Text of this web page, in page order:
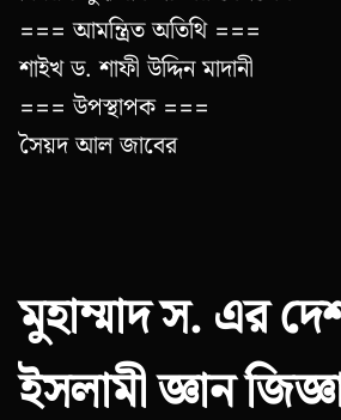
=== আমন্ত্রিত অতিথি ===
শাইখ ড. শাফী উদ্দিন মাদানী
=== উপস্থাপক ===
সৈয়দ আল জাবের
মুহাম্মাদ স. এর
ইসলামী জ্ঞান